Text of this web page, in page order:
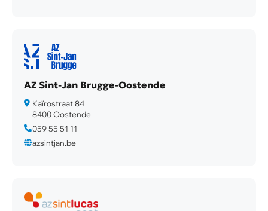
AZ Sint-Jan Brugge-Oostende
Kaïrostraat 84
8400 Oostende
059 55 51 11
azsintjan.be